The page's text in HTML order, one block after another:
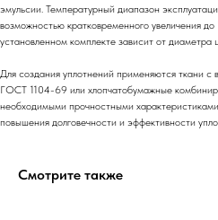
эмульсии. Температурный диапазон
возможностью кратковременного увеличения
установленном комплекте зависит от диаметра
Для создания уплотнений применяются ткани с
ГОСТ 1104-69 или хлопчатобумажные
необходимыми прочностными
повышения долговечности и эффективности
Смотрите также